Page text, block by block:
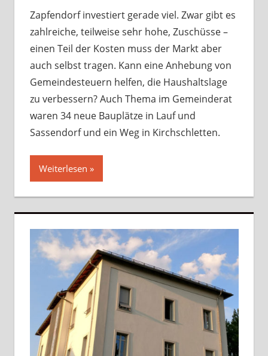
Zapfendorf investiert gerade viel. Zwar gibt es
zahlreiche, teilweise sehr hohe, Zuschüsse –
einen Teil der Kosten muss der Markt aber
auch selbst tragen. Kann eine Anhebung von
Gemeindesteuern helfen, die Haushaltslage
zu verbessern? Auch Thema im Gemeinderat
waren 34 neue Bauplätze in Lauf und
Sassendorf und ein Weg in Kirchschletten.
Weiterlesen